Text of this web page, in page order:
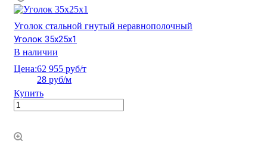
Уголок стальной гнутый неравнополочный
Уголок 35х25х1
В наличии
Цена:62 955 руб/т
28 руб/м
Купить